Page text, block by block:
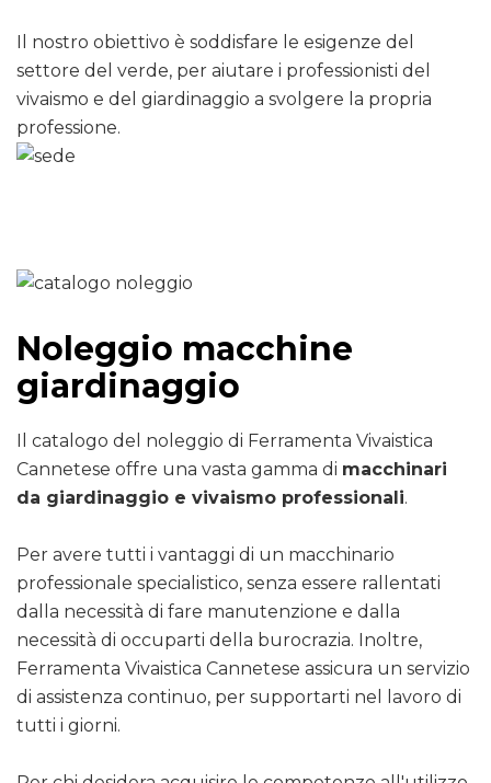
Il nostro obiettivo è soddisfare le esigenze del
settore del verde, per aiutare i professionisti del
vivaismo e del giardinaggio a svolgere la propria
professione.
Noleggio macchine
giardinaggio
Il catalogo del noleggio di Ferramenta Vivaistica
Cannetese offre una vasta gamma di macchinari
da giardinaggio e vivaismo professionali.
Per avere tutti i vantaggi di un macchinario
professionale specialistico, senza essere rallentati
dalla necessità di fare manutenzione e dalla
necessità di occuparti della burocrazia. Inoltre,
Ferramenta Vivaistica Cannetese assicura un servizio
di assistenza continuo, per supportarti nel lavoro di
tutti i giorni.